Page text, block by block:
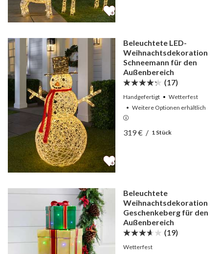
Beleuchtete LED-
Weihnachtsdekoration
Schneemann für den
Außenbereich
(17)
Handgefertigt
Wetterfest
• WeitereOptionen erhältlich
Ansicht Beleuchtete
Ansicht Beleuchtete
319 €/ 1 Stück
Beleuchtete
Weihnachtsdekoration
Geschenkeberg für den
Außenbereich
(19)
Wetterfest